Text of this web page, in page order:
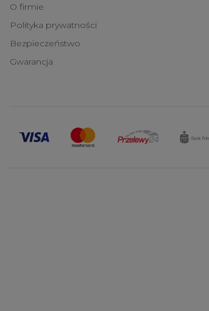
O firmie
Polityka prywatności
Bezpieczeństwo
Gwarancja